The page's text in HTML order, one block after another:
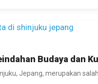
Budaya dan
Jepang, merupakan